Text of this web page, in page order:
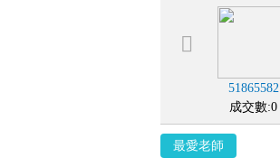
51865582
成交數:0
最愛老師